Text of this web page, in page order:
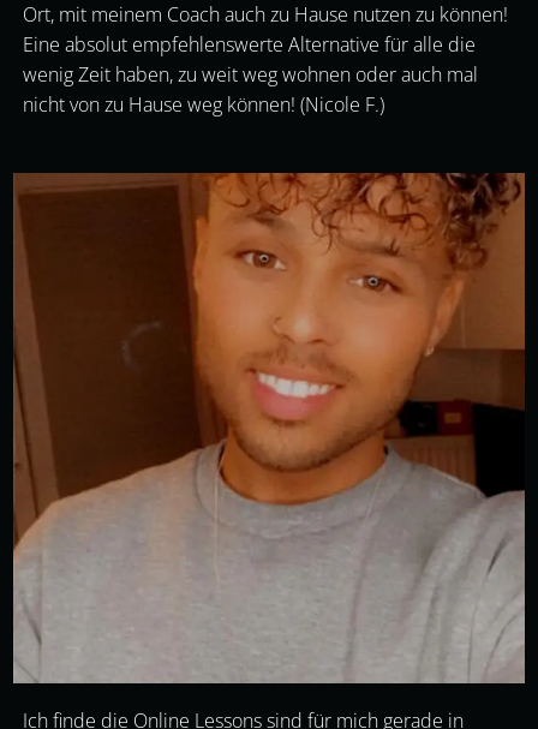
Ort, mit meinem Coach auch zu Hause nutzen zu können!
Eine absolut empfehlenswerte Alternative für alle die
wenig Zeit haben, zu weit weg wohnen oder auch mal
nicht von zu Hause weg können! (Nicole F.)
Ich finde die Online Lessons sind für mich gerade in